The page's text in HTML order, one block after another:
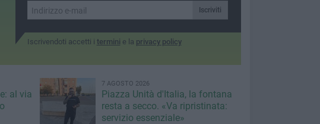
Iscriviti
Iscrivendoti accetti i termini e la privacy policy
al via
7 AGOSTO 2026
Piazza Unità d'Italia, la fontana
resta a secco. «Va ripristinata:
servizio essenziale»